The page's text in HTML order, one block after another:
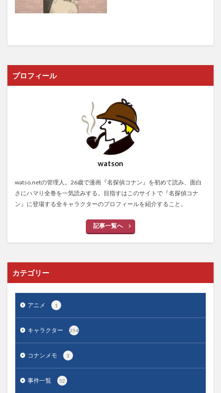
プロフィール
watson
watso.netの管理人。26歳で漫画『名探偵コナン』を初めて読み、面白
さにハマり全巻を一気読みする。目指すはこのサイトで『名探偵コナ
ン』に登場する全キャラクターのプロフィールを紹介すること。
記事一覧へ
カテゴリー
アニメ 1
キャラクター 254
コナンメモ 3
事件一覧 52